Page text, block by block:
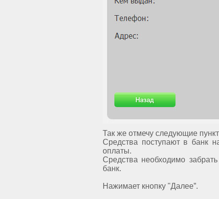
Так же отмечу следующие
Средства поступают в банк
оплаты.
Средства необходимо
банк.
Нажимает кнопку "Далее”.